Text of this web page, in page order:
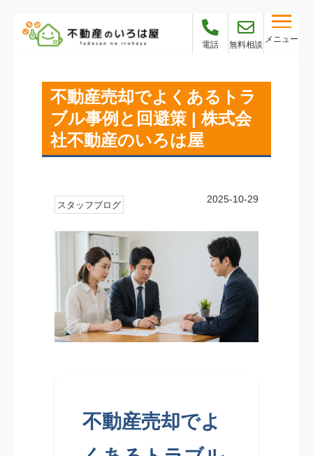
電話 無料相談
メニュー
不動産売却でよくあるトラ
ブル事例と回避策 | 株式会
社不動産のいろは屋
スタッフブログ
2025-10-29
不動産売却でよ